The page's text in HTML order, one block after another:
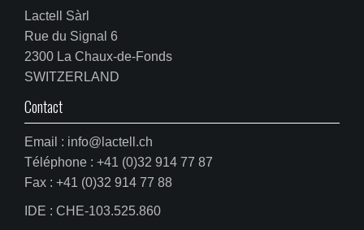
Lactell Sàrl
Rue du Signal 6
2300 La Chaux-de-Fonds
SWITZERLAND
Contact
Email : info@lactell.ch
Téléphone : +41 (0)32 914 77 87
Fax : +41 (0)32 914 77 88
IDE : CHE-103.525.860